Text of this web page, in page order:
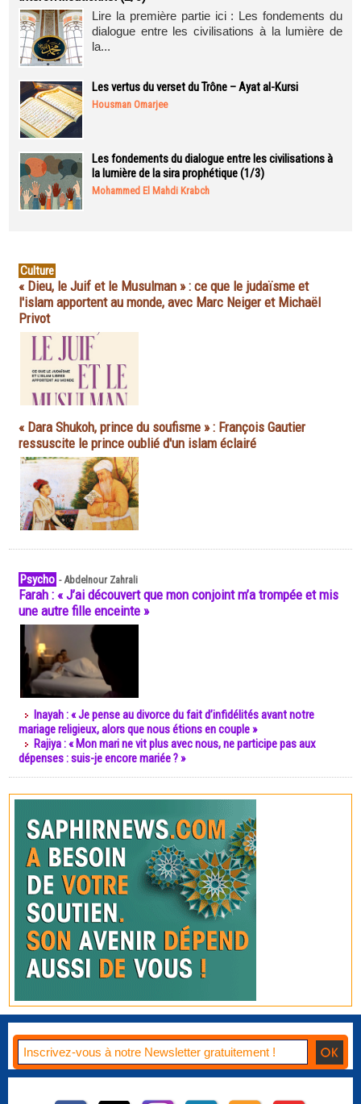
Lire la première partie ici : Les fondements du
dialogue entre les civilisations à la lumière de
la...
Les vertus du verset du Trône – Ayat al-Kursi
Housman Omarjee
Les fondements du dialogue entre les civilisations à
la lumière de la sira prophétique (1/3)
Mohammed El Mahdi Krabch
Culture
« Dieu, le Juif et le Musulman » : ce que le judaïsme et
l'islam apportent au monde, avec Marc Neiger et Michaël
Privot
« Dara Shukoh, prince du soufisme » : François Gautier
ressuscite le prince oublié d'un islam éclairé
Psycho -Abdelnour Zahrali
Farah : « J’ai découvert que mon conjoint m’a trompée et mis
une autre fille enceinte »
Inayah : « Je pense au divorce du fait d’infidélités avant notre
mariage religieux, alors que nous étions en couple »
Rajiya : « Mon mari ne vit plus avec nous, ne participe pas aux
dépenses : suis-je encore mariée ? »